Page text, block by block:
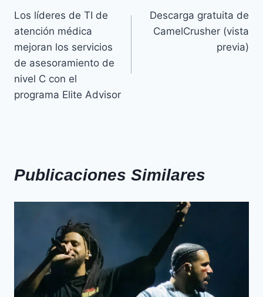
Los líderes de TI de
atención médica
mejoran los servicios
de asesoramiento de
nivel C con el
programa Elite Advisor
Descarga gratuita de
CamelCrusher (vista
previa)
Publicaciones Similares